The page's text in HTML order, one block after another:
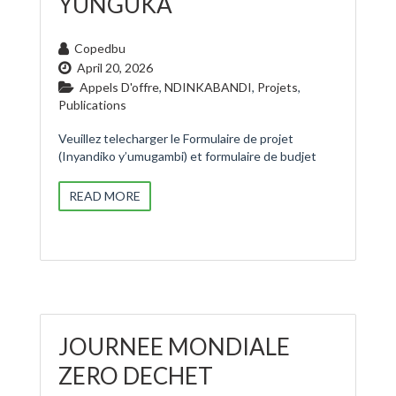
Copedbu
April 20, 2026
Appels D'offre, NDINKABANDI, Projets,
Publications
Veuillez telecharger le Formulaire de projet
(Inyandiko y’umugambi) et formulaire de budjet
READ MORE
JOURNEE MONDIALE
ZERO DECHET